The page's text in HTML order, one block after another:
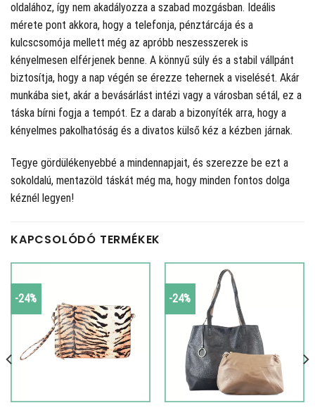
oldalához, így nem akadályozza a szabad mozgásban. Ideális
mérete pont akkora, hogy a telefonja, pénztárcája és a
kulcscsomója mellett még az apróbb neszesszerek is
kényelmesen elférjenek benne. A könnyű súly és a stabil vállpánt
biztosítja, hogy a nap végén se érezze tehernek a viselését. Akár
munkába siet, akár a bevásárlást intézi vagy a városban sétál, ez a
táska bírni fogja a tempót. Ez a darab a bizonyíték arra, hogy a
kényelmes pakolhatóság és a divatos külső kéz a kézben járnak.
Tegye gördülékenyebbé a mindennapjait, és szerezze be ezt a
sokoldalú, mentazöld táskát még ma, hogy minden fontos dolga
kéznél legyen!
KAPCSOLÓDÓ TERMÉKEK
-24% -24%